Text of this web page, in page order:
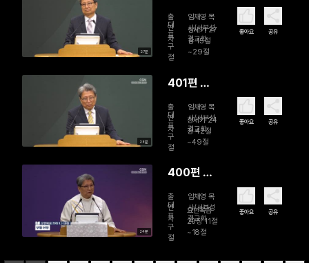
27분
출
연
자
임채영 목
사/서부성
결교회
대
표
구
절
창세기 27
장 15절
~29절
좋아요 공유
28분
401편 선
라 인도입
니다
출
연
자
임채영 목
사/서부성
결교회
대
표
구
절
창세기 24
장 42절
~49절
좋아요 공유
24분
400편 부
출
연
자
임채영 목
사/서부성
결교회
대
표
구
절
요한복음
20장 11절
~18절
좋아요 공유